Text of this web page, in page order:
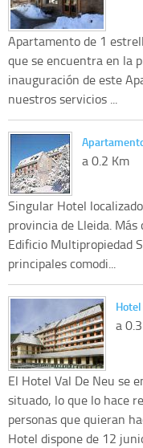
Apartamento de 1
que se encuentra en la
inauguración de este
nuestros servicios ...
a 0.2 Km
Singular Hotel
provincia de Lleida.
Edificio Multipropiedad
principales comodi...
a
El Hotel Val De Neu se
situado, lo que lo hace
personas que quieran
Hotel dispone de 12